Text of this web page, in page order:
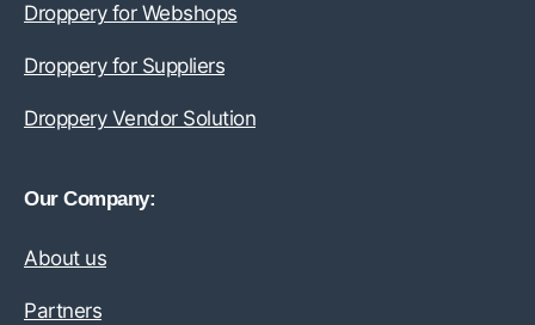
Droppery for Webshops
Droppery for Suppliers
Droppery Vendor Solution
Our Company:
About us
Partners